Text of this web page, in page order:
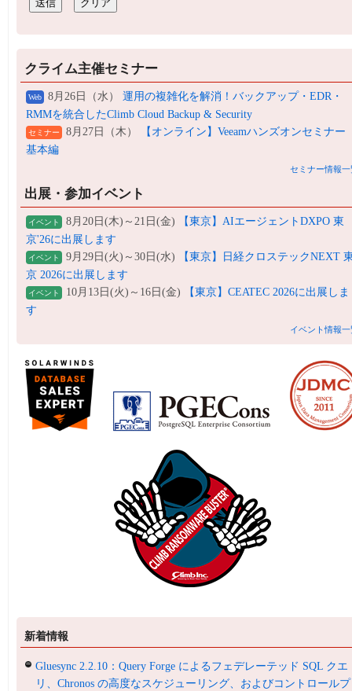
クライム主催セミナー
Web 8月26日（水） 運用の複雑化を解消！バックアップ・EDR・
RMMを統合したClimb Cloud Backup & Security
セミナー 8月27日（木）
【オンライン】Veeamハンズオンセミナー
基本編
セミナー情報一
出展・参加イベント
イベント 8月20日(木)～21日(金)
【東京】AIエージェントDXPO 東
京'26に出展します
イベント 9月29日(火)～30日(水)
【東京】日経クロステックNEXT
京 2026に出展します
イベント 10月13日(火)～16日(金)
【東京】CEATEC 2026に出展しま
す
イベント情報一
新着情報
Gluesync 2.2.10：Query Forge によるフェデレーテッド SQL クエ
リ、Chronos の高度なスケジューリング、およびコントロール